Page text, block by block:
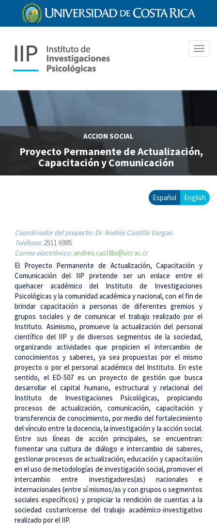
contenido
ACCION SOCIAL
Proyecto Permanente de Actualización,
Capacitación y Comunicación
Español English
Coordinador del proyecto: Dr. Andrés Castillo Vargas
Teléfono:2511 6985
Correo electrónico:andres.castillo@ucr.ac.cr
El Proyecto Permanente de Actualización, Capacitación y
Comunicación del IIP pretende ser un enlace entre el
quehacer académico del Instituto de Investigaciones
Psicológicas y la comunidad académica y nacional, con el fin de
brindar capacitación a personas de diferentes gremios y
grupos sociales y de comunicar el trabajo realizado por el
Instituto. Asimismo, promueve la actualización del personal
científico del IIP y de diversos segmentos de la sociedad,
organizando actividades que propicien el intercambio de
conocimientos y saberes, ya sea propuestas por el mismo
proyecto o por el personal académico del Instituto. En este
sentido, el ED-507 es un proyecto de gestión que busca
desarrollar el capital humano, estructural y relacional del
Instituto de Investigaciones Psicológicas, propiciando
procesos de actualización, comunicación, capacitación y
transferencia de conocimiento, por medio del fortalecimiento
del vínculo entre la docencia, la investigación y la acción social.
Entre sus líneas de acción principales, se encuentran:
fomentar una cultura de diálogo e intercambio de saberes,
gestionar procesos de actualización, educación y capacitación
en el uso de metodologías de investigación social, promover el
intercambio entre investigadores(as) nacionales e
internacionales (entre sí mismos/as y con grupos o segmentos
sociales específicos) y propiciar la rendición de cuentas a la
sociedad costarricense del trabajo académico-investigativo
realizado por el IIP.